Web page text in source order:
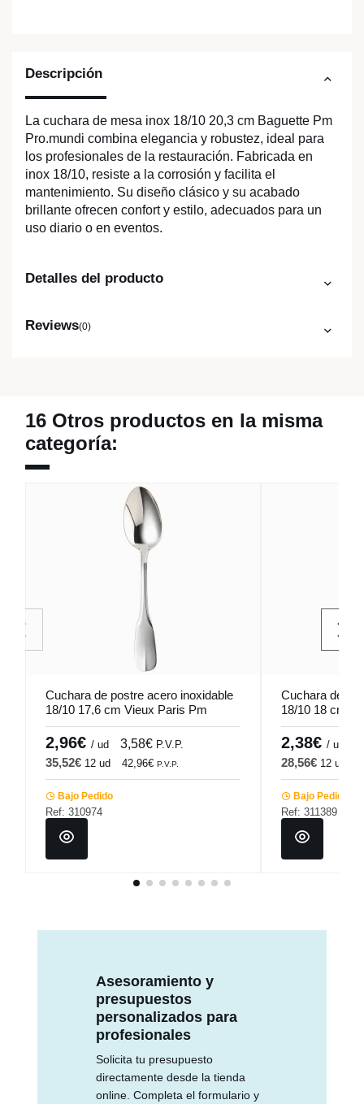
Descripción
La cuchara de mesa inox 18/10 20,3 cm Baguette Pm
Pro.mundi combina elegancia y robustez, ideal para
los profesionales de la restauración. Fabricada en
inox 18/10, resiste a la corrosión y facilita el
mantenimiento. Su diseño clásico y su acabado
brillante ofrecen confort y estilo, adecuados para un
uso diario o en eventos.
Detalles del producto
Reviews(0)
16 Otros productos en la misma
categoría:
Cuchara de postre acero inoxidable
18/10 17,6 cm Vieux Paris Pm
Pro.mundi
2,96€ / ud 3,58€ P.V.P.
35,52€ 12 ud 42,96€ P.V.P.
Bajo Pedido
Ref: 310974
Cuchara de
18/10 18 cm
2,38€ / ud
28,56€ 12 ud
Bajo Pedido
Ref: 311389
Asesoramiento y
presupuestos
personalizados para
profesionales
Solicita tu presupuesto
directamente desde la tienda
online. Completa el formulario y